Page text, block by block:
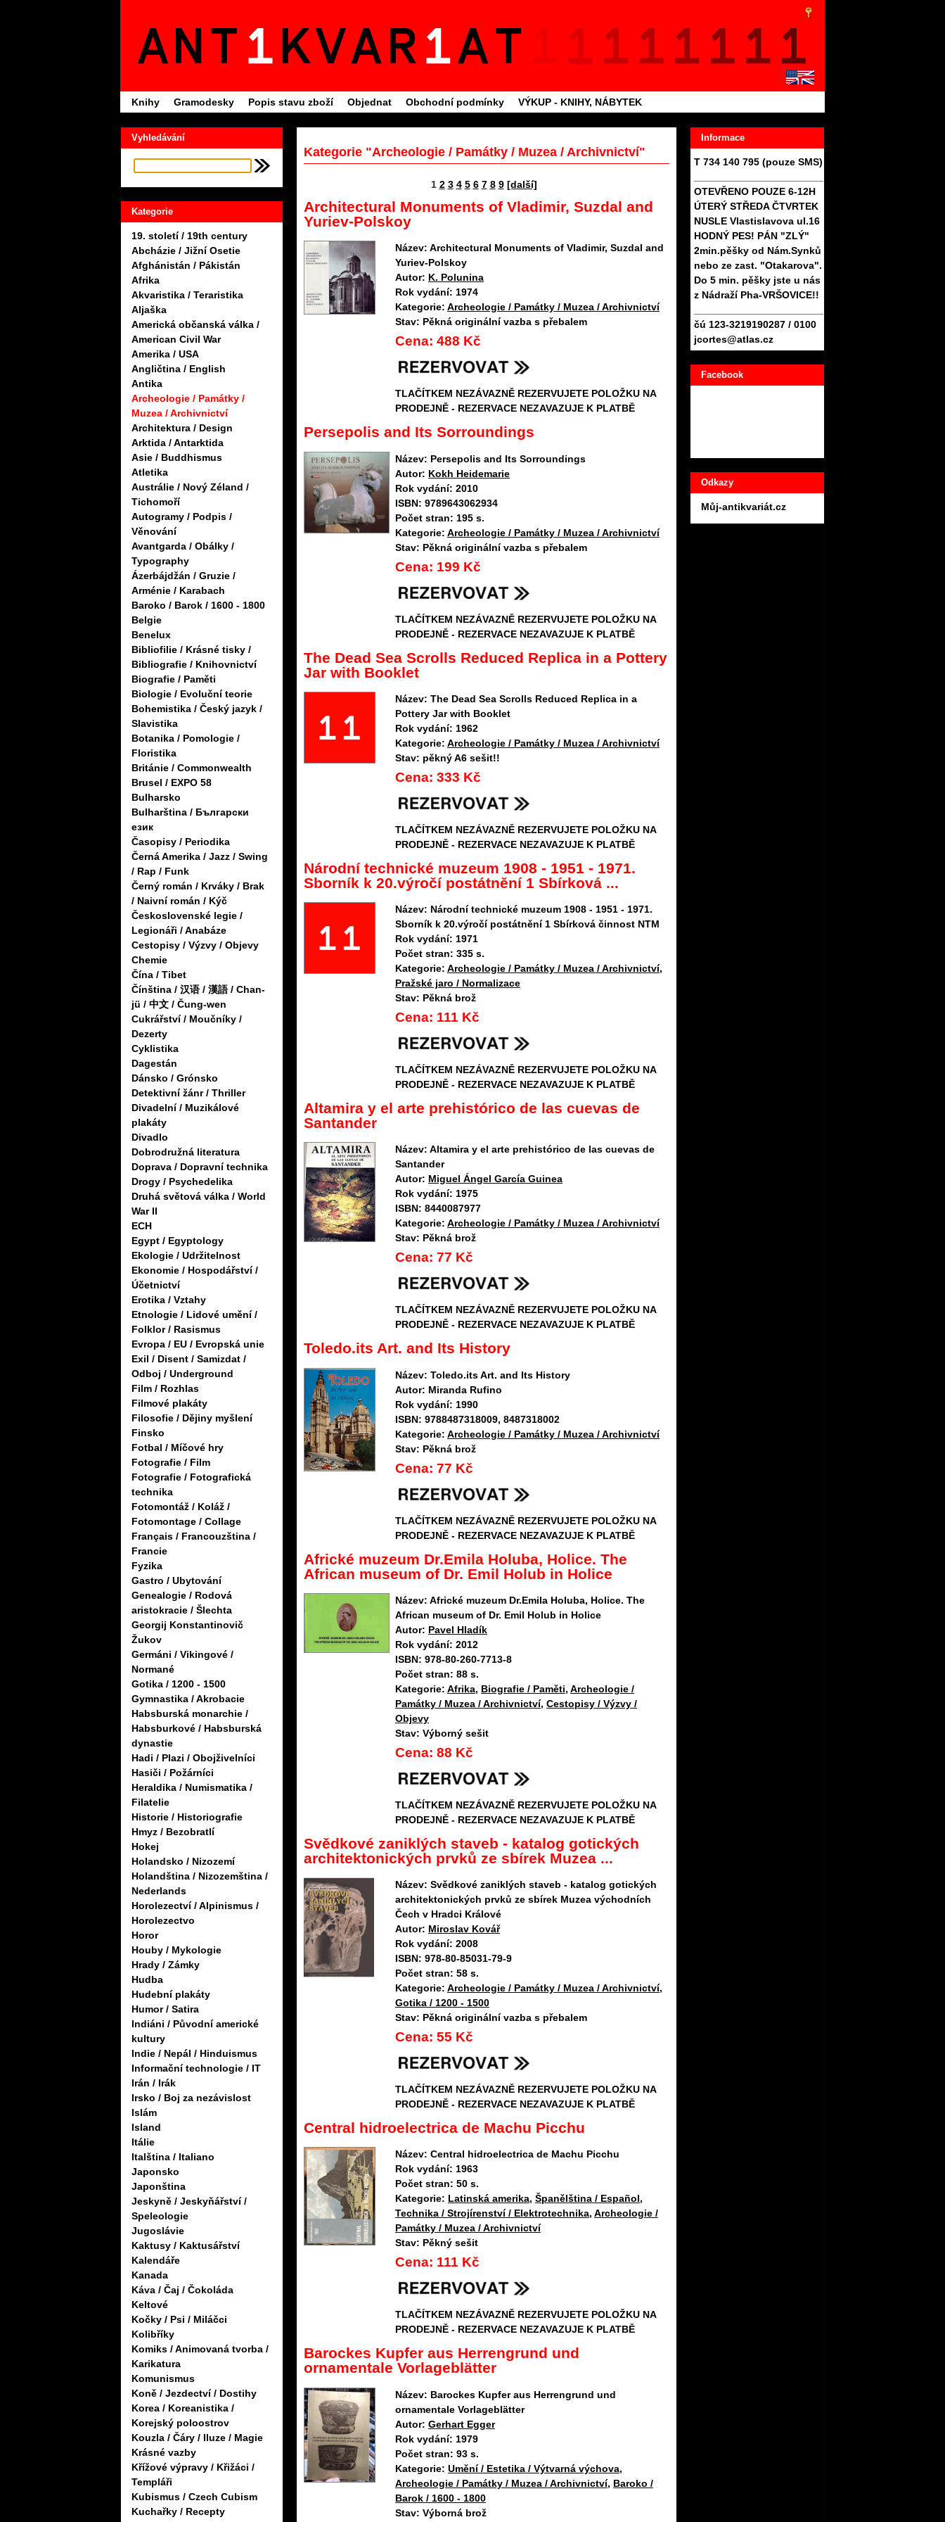
Knihy Gramodesky Popis stavu zboží Objednat Obchodní podmínky VÝKUP - KNIHY, NÁBYTEK
Vyhledávání
Kategorie
19. století / 19th century
Abcházie / Jižní Osetie
Afghánistán / Pákistán
Afrika
Akvaristika / Teraristika
Aljaška
Americká občanská válka /
American Civil War
Amerika / USA
Angličtina / English
Antika
Archeologie / Památky /
Muzea / Archivnictví
Architektura / Design
Arktida / Antarktida
Asie / Buddhismus
Atletika
Austrálie / Nový Zéland /
Tichomoří
Autogramy / Podpis /
Věnování
Avantgarda / Obálky /
Typography
Ázerbájdžán / Gruzie /
Arménie / Karabach
Baroko / Barok / 1600 - 1800
Belgie
Benelux
Bibliofilie / Krásné tisky /
Bibliografie / Knihovnictví
Biografie / Paměti
Biologie / Evoluční teorie
Bohemistika / Český jazyk /
Slavistika
Botanika / Pomologie /
Floristika
Británie / Commonwealth
Brusel / EXPO 58
Bulharsko
Bulharština / Български
език
Časopisy / Periodika
Černá Amerika / Jazz / Swing
/ Rap / Funk
Černý román / Krváky / Brak
/ Naivní román / Kýč
Československé legie /
Legionáři / Anabáze
Cestopisy / Výzvy / Objevy
Chemie
Čína / Tibet
Čínština / 汉语 / 漢語 / Chan-
jü / 中文 / Čung-wen
Cukrářství / Moučníky /
Dezerty
Cyklistika
Dagestán
Dánsko / Grónsko
Detektivní žánr / Thriller
Divadelní / Muzikálové
plakáty
Divadlo
Dobrodružná literatura
Doprava / Dopravní technika
Drogy / Psychedelika
Druhá světová válka / World
War II
ECH
Egypt / Egyptology
Ekologie / Udržitelnost
Ekonomie / Hospodářství /
Účetnictví
Erotika / Vztahy
Etnologie / Lidové umění /
Folklor / Rasismus
Evropa / EU / Evropská unie
Exil / Disent / Samizdat /
Odboj / Underground
Film / Rozhlas
Filmové plakáty
Filosofie / Dějiny myšlení
Finsko
Fotbal / Míčové hry
Fotografie / Film
Fotografie / Fotografická
technika
Fotomontáž / Koláž /
Fotomontage / Collage
Français / Francouzština /
Francie
Fyzika
Gastro / Ubytování
Genealogie / Rodová
aristokracie / Šlechta
Georgij Konstantinovič
Žukov
Germáni / Vikingové /
Normané
Gotika / 1200 - 1500
Gymnastika / Akrobacie
Habsburská monarchie /
Habsburkové / Habsburská
dynastie
Hadi / Plazi / Obojživelníci
Hasiči / Požárníci
Heraldika / Numismatika /
Filatelie
Historie / Historiografie
Hmyz / Bezobratlí
Hokej
Holandsko / Nizozemí
Holandština / Nizozemština /
Nederlands
Horolezectví / Alpinismus /
Horolezectvo
Horor
Houby / Mykologie
Hrady / Zámky
Hudba
Hudební plakáty
Humor / Satira
Indiáni / Původní americké
kultury
Indie / Nepál / Hinduismus
Informační technologie / IT
Irán / Irák
Irsko / Boj za nezávislost
Islám
Island
Itálie
Italština / Italiano
Japonsko
Japonština
Jeskyně / Jeskyňářství /
Speleologie
Jugoslávie
Kaktusy / Kaktusářství
Kalendáře
Kanada
Káva / Čaj / Čokoláda
Keltové
Kočky / Psi / Miláčci
Kolibříky
Komiks / Animovaná tvorba /
Karikatura
Komunismus
Koně / Jezdectví / Dostihy
Korea / Koreanistika /
Korejský poloostrov
Kouzla / Čáry / Iluze / Magie
Krásné vazby
Křížové výpravy / Křižáci /
Templáři
Kubismus / Czech Cubism
Kuchařky / Recepty
Informace
T 734 140 795 (pouze SMS)
OTEVŘENO POUZE 6-12H
ÚTERÝ STŘEDA ČTVRTEK
NUSLE Vlastislavova ul.16
HODNÝ PES! PÁN "ZLÝ"
2min.pěšky od Nám.Synků
nebo ze zast. "Otakarova".
Do 5 min. pěšky jste u nás
z Nádraží Pha-VRŠOVICE!!
čú 123-3219190287 / 0100
jcortes@atlas.cz
Facebook
Odkazy
Můj-antikvariát.cz
Kategorie "Archeologie / Památky / Muzea / Archivnictví"
1 2 3 4 5 6 7 8 9 [další]
Architectural Monuments of Vladimir, Suzdal and
Yuriev-Polskoy
Název: Architectural Monuments of Vladimir, Suzdal and
Yuriev-Polskoy
Autor: K. Polunina
Rok vydání: 1974
Kategorie: Archeologie / Památky / Muzea / Archivnictví
Stav: Pěkná originální vazba s přebalem
Cena: 488 Kč
TLAČÍTKEM NEZÁVAZNĚ REZERVUJETE POLOŽKU NA
PRODEJNĚ - REZERVACE NEZAVAZUJE K PLATBĚ
Persepolis and Its Sorroundings
Název: Persepolis and Its Sorroundings
Autor: Kokh Heidemarie
Rok vydání: 2010
ISBN: 9789643062934
Počet stran: 195 s.
Kategorie: Archeologie / Památky / Muzea / Archivnictví
Stav: Pěkná originální vazba s přebalem
Cena: 199 Kč
TLAČÍTKEM NEZÁVAZNĚ REZERVUJETE POLOŽKU NA
PRODEJNĚ - REZERVACE NEZAVAZUJE K PLATBĚ
The Dead Sea Scrolls Reduced Replica in a Pottery
Jar with Booklet
Název: The Dead Sea Scrolls Reduced Replica in a
Pottery Jar with Booklet
Rok vydání: 1962
Kategorie: Archeologie / Památky / Muzea / Archivnictví
Stav: pěkný A6 sešit!!
Cena: 333 Kč
TLAČÍTKEM NEZÁVAZNĚ REZERVUJETE POLOŽKU NA
PRODEJNĚ - REZERVACE NEZAVAZUJE K PLATBĚ
Národní technické muzeum 1908 - 1951 - 1971.
Sborník k 20.výročí postátnění 1 Sbírková ...
Název: Národní technické muzeum 1908 - 1951 - 1971.
Sborník k 20.výročí postátnění 1 Sbírková činnost NTM
Rok vydání: 1971
Počet stran: 335 s.
Kategorie: Archeologie / Památky / Muzea / Archivnictví,
Pražské jaro / Normalizace
Stav: Pěkná brož
Cena: 111 Kč
TLAČÍTKEM NEZÁVAZNĚ REZERVUJETE POLOŽKU NA
PRODEJNĚ - REZERVACE NEZAVAZUJE K PLATBĚ
Altamira y el arte prehistórico de las cuevas de
Santander
Název: Altamira y el arte prehistórico de las cuevas de
Santander
Autor: Miguel Ángel García Guinea
Rok vydání: 1975
ISBN: 8440087977
Kategorie: Archeologie / Památky / Muzea / Archivnictví
Stav: Pěkná brož
Cena: 77 Kč
TLAČÍTKEM NEZÁVAZNĚ REZERVUJETE POLOŽKU NA
PRODEJNĚ - REZERVACE NEZAVAZUJE K PLATBĚ
Toledo.its Art. and Its History
Název: Toledo.its Art. and Its History
Autor: Miranda Rufino
Rok vydání: 1990
ISBN: 9788487318009, 8487318002
Kategorie: Archeologie / Památky / Muzea / Archivnictví
Stav: Pěkná brož
Cena: 77 Kč
TLAČÍTKEM NEZÁVAZNĚ REZERVUJETE POLOŽKU NA
PRODEJNĚ - REZERVACE NEZAVAZUJE K PLATBĚ
Africké muzeum Dr.Emila Holuba, Holice. The
African museum of Dr. Emil Holub in Holice
Název: Africké muzeum Dr.Emila Holuba, Holice. The
African museum of Dr. Emil Holub in Holice
Autor: Pavel Hladík
Rok vydání: 2012
ISBN: 978-80-260-7713-8
Počet stran: 88 s.
Kategorie: Afrika, Biografie / Paměti, Archeologie /
Památky / Muzea / Archivnictví, Cestopisy / Výzvy /
Objevy
Stav: Výborný sešit
Cena: 88 Kč
TLAČÍTKEM NEZÁVAZNĚ REZERVUJETE POLOŽKU NA
PRODEJNĚ - REZERVACE NEZAVAZUJE K PLATBĚ
Svědkové zaniklých staveb - katalog gotických
architektonických prvků ze sbírek Muzea ...
Název: Svědkové zaniklých staveb - katalog gotických
architektonických prvků ze sbírek Muzea východních
Čech v Hradci Králové
Autor: Miroslav Kovář
Rok vydání: 2008
ISBN: 978-80-85031-79-9
Počet stran: 58 s.
Kategorie: Archeologie / Památky / Muzea / Archivnictví,
Gotika / 1200 - 1500
Stav: Pěkná originální vazba s přebalem
Cena: 55 Kč
TLAČÍTKEM NEZÁVAZNĚ REZERVUJETE POLOŽKU NA
PRODEJNĚ - REZERVACE NEZAVAZUJE K PLATBĚ
Central hidroelectrica de Machu Picchu
Název: Central hidroelectrica de Machu Picchu
Rok vydání: 1963
Počet stran: 50 s.
Kategorie: Latinská amerika, Španělština / Español,
Technika / Strojírenství / Elektrotechnika, Archeologie /
Památky / Muzea / Archivnictví
Stav: Pěkný sešit
Cena: 111 Kč
TLAČÍTKEM NEZÁVAZNĚ REZERVUJETE POLOŽKU NA
PRODEJNĚ - REZERVACE NEZAVAZUJE K PLATBĚ
Barockes Kupfer aus Herrengrund und
ornamentale Vorlageblätter
Název: Barockes Kupfer aus Herrengrund und
ornamentale Vorlageblätter
Autor: Gerhart Egger
Rok vydání: 1979
Počet stran: 93 s.
Kategorie: Umění / Estetika / Výtvarná výchova,
Archeologie / Památky / Muzea / Archivnictví, Baroko /
Barok / 1600 - 1800
Stav: Výborná brož